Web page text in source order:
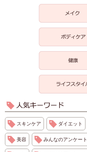
スキンケア ダイエット
美容 みんなのアンケート